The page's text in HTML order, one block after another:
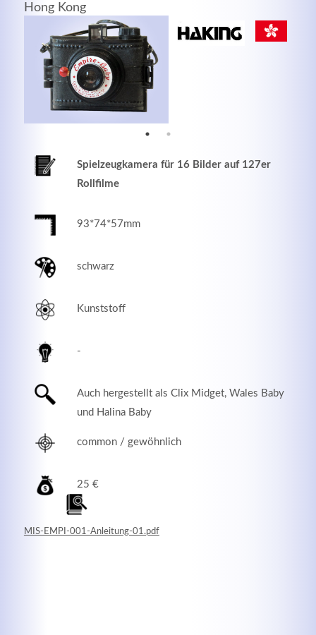
Hong Kong
Spielzeugkamera für 16 Bilder auf 127er
Rollfilme
93*74*57mm
schwarz
Kunststoff
-
Auch hergestellt als Clix Midget, Wales Baby
und Halina Baby
common / gewöhnlich
25 €
MIS-EMPI-001-Anleitung-01.pdf
Good Service
elit. Aenean commodo ligula eget dolor.
MEHR INFOS